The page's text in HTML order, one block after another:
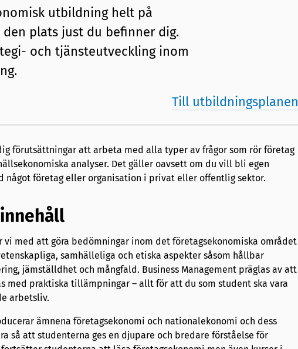
utbildning helt på
plats just du befinner dig.
och tjänsteutveckling inom
Till utbildningsplanen
förutsättningar att arbeta med alla typer av frågor som rör företag
analyser. Det gäller oavsett om du vill bli egen
något företag eller organisation i privat eller offentlig sektor.
med att göra bedömningar inom det företagsekonomiska området
samhälleliga och etiska aspekter såsom hållbar
jämställdhet och mångfald. Business Management präglas av att
med praktiska tillämpningar – allt för att du som student ska vara
arbetsliv.
ämnena företagsekonomi och nationalekonomi och dess
så att studenterna ges en djupare och bredare förståelse för